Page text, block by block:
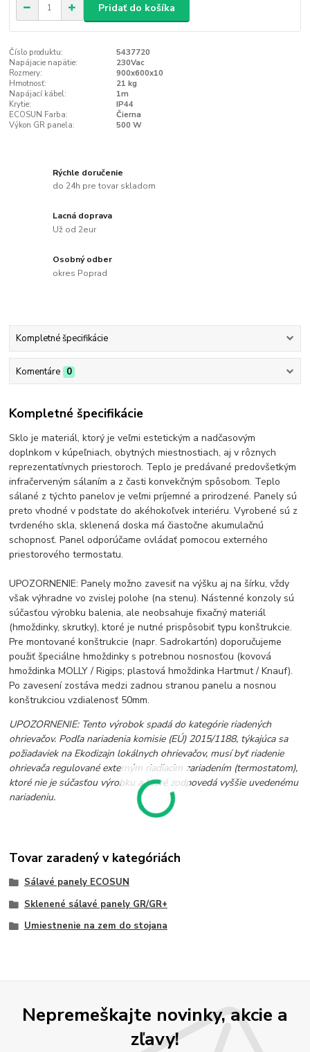
Pridať do košíka
Číslo produktu:
5437720
Napájacie napätie:
230Vac
Rozmery:
900x600x10
Hmotnosť:
21 kg
Napájací kábel:
1m
Krytie:
IP44
ECOSUN Farba:
Čierna
Výkon GR panela:
500 W
Rýchle doručenie
do 24h pre tovar skladom
Lacná doprava
Už od 2eur
Osobný odber
okres Poprad
Kompletné špecifikácie
Komentáre 0
Kompletné špecifikácie
Sklo je materiál, ktorý je veľmi estetickým a nadčasovým
doplnkom v kúpeľniach, obytných miestnostiach, aj v rôznych
reprezentatívnych priestoroch. Teplo je predávané predovšetkým
infračerveným sálaním a z časti konvekčným spôsobom. Teplo
sálané z týchto panelov je veľmi príjemné a prirodzené. Panely sú
preto vhodné v podstate do akéhokoľvek interiéru. Vyrobené sú z
tvrdeného skla, sklenená doska má čiastočne akumulačnú
schopnosť. Panel odporúčame ovládať pomocou externého
priestorového termostatu.
UPOZORNENIE: Panely možno zavesiť na výšku aj na šírku, vždy
však výhradne vo zvislej polohe (na stenu). Nástenné konzoly sú
súčasťou výrobku balenia, ale neobsahuje fixačný materiál
(hmoždinky, skrutky), ktoré je nutné prispôsobiť typu konštrukcie.
Pre montované konštrukcie (napr. Sadrokartón) doporučujeme
použiť špeciálne hmoždinky s potrebnou nosnosťou (kovová
hmoždinka MOLLY / Rigips; plastová hmoždinka Hartmut / Knauf).
Po zavesení zostáva medzi zadnou stranou panelu a nosnou
konštrukciou vzdialenosť 50mm.
UPOZORNENIE: Tento výrobok spadá do kategórie riadených
ohrievačov. Podľa nariadenia komisie (EÚ) 2015/1188, týkajúca sa
požiadaviek na Ekodizajn lokálnych ohrievačov, musí byť riadenie
ohrievača regulované externým riadiacim zariadením (termostatom),
ktoré nie je súčasťou výrobku a ktoré zodpovedá vyššie uvedenému
nariadeniu.
Tovar zaradený v kategóriách
Sálavé panely ECOSUN
Sklenené sálavé panely GR/GR+
Umiestnenie na zem do stojana
Nepremeškajte novinky, akcie a
zľavy!